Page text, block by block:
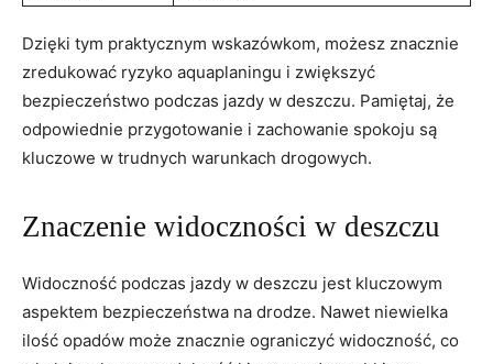
Dzięki tym praktycznym wskazówkom, możesz znacznie⁤
zredukować ryzyko aquaplaningu i‌ zwiększyć
bezpieczeństwo podczas jazdy w deszczu. Pamiętaj, że
odpowiednie​ przygotowanie i zachowanie spokoju są
kluczowe​ w trudnych⁣ warunkach drogowych.
Znaczenie widoczności w deszczu
Widoczność podczas ​jazdy w deszczu jest kluczowym
aspektem bezpieczeństwa na drodze. Nawet niewielka⁣
ilość opadów ​może‍ znacznie ograniczyć⁣ widoczność, co